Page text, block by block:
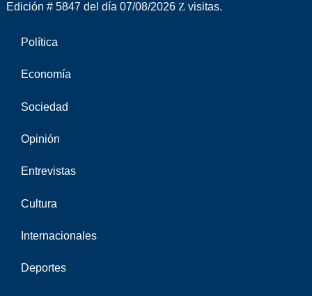
Edición # 5847 del día 07/08/2026 visitas.
Política
Economía
Sociedad
Opinión
Entrevistas
Cultura
Internacionales
Deportes